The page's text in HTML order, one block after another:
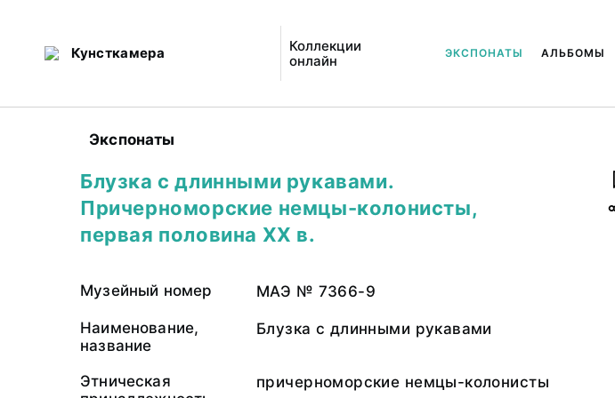
Кунсткамера
Коллекции
онлайн
ЭКСПОНАТЫ АЛЬБОМЫ
Экспонаты
Блузка с длинными рукавами.
Причерноморские немцы-колонисты,
первая половина ХХ в.
Музейный номер МАЭ № 7366-9
Наименование,
название
Блузка с длинными рукавами
Этническая
причерноморские немцы-колонисты